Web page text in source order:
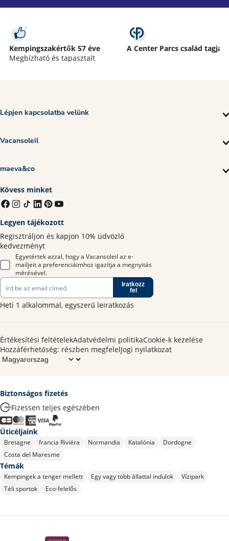
Kempingszakértők 57 éve
Megbízható és tapasztalt
A Center Parcs család tagja
Lépjen kapcsolatba velünk
Vacansoleil
maeva&co
Kövess minket
Legyen tájékozott
Regisztráljon és kapjon 10% üdvözlő
kedvezményt
Egyetértek azzal, hogy a Vacansoleil az e-
mailjeit a preferenciáimhoz igazítja a megnyitás
mérésével.
Iratkozz
fel
Heti 1 alkalommal, egyszerű leiratkozás
Értékesítési feltételekAdatvédelmi politikaCookie-k kezelése
Hozzáférhetőség: részben megfelelJogi nyilatkozat
Témák
Kempingek a tenger mellett Egy vagy több állattal indulok
Vízipark
Téli sportok
Eco-felelős
Úticéljaink
Bretagne francia Riviéra Normandia Katalónia
Dordogne
Costa del Maresme
Biztonságos fizetés
Fizessen teljes egészében